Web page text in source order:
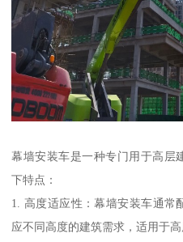
幕墙安装车是一种专门用于高层
下特点：
1. 高度适应性：幕墙安装车通常
应不同高度的建筑需求，适用于高